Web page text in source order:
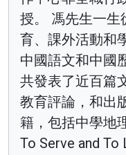
授。 馮先生一生
育、課外活動和
中國語文和中國
共發表了近百篇
教育評論，和出
籍，包括中學地
To Serve and